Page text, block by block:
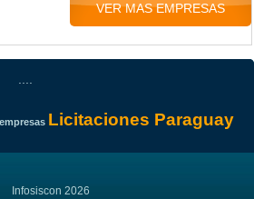
VER MAS EMPRESAS
Licitaciones Paraguay
Infosiscon 2026